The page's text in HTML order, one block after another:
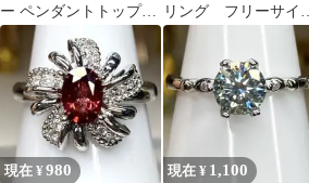
ー ペンダントトップ
SV 一粒 オーバル
リング フリーサイズ
k18コーティングyg
現在 ¥980 現在 ¥ 1,100